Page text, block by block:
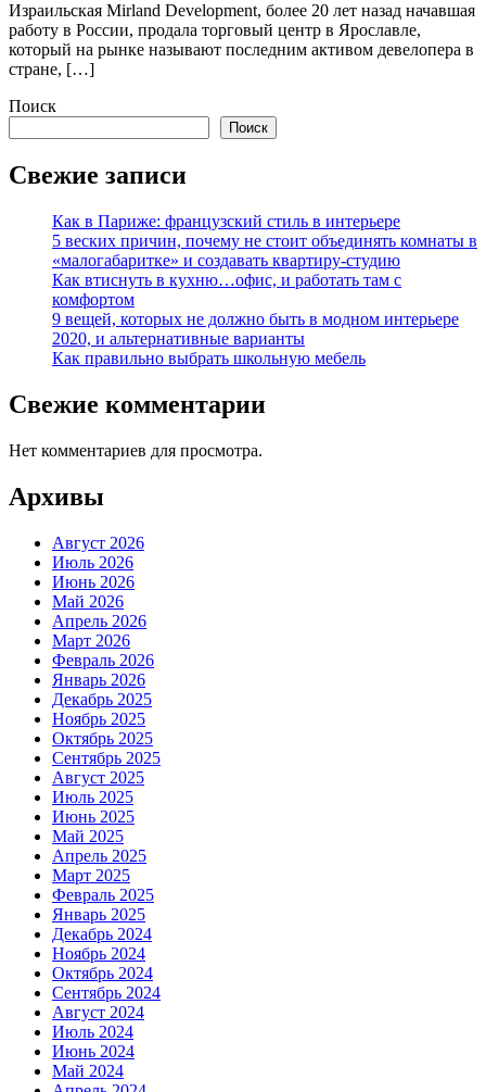
Израильская Mirland Development, более 20 лет назад начавшая
работу в России, продала торговый центр в Ярославле,
который на рынке называют последним активом девелопера в
стране, […]
Поиск
Поиск
Свежие записи
Как в Париже: французский стиль в интерьере
5 веских причин, почему не стоит объединять комнаты в
«малогабаритке» и создавать квартиру-студию
Как втиснуть в кухню…офис, и работать там с
комфортом
9 вещей, которых не должно быть в модном интерьере
2020, и альтернативные варианты
Как правильно выбрать школьную мебель
Свежие комментарии
Нет комментариев для просмотра.
Архивы
Август 2026
Июль 2026
Июнь 2026
Май 2026
Апрель 2026
Март 2026
Февраль 2026
Январь 2026
Декабрь 2025
Ноябрь 2025
Октябрь 2025
Сентябрь 2025
Август 2025
Июль 2025
Июнь 2025
Май 2025
Апрель 2025
Март 2025
Февраль 2025
Январь 2025
Декабрь 2024
Ноябрь 2024
Октябрь 2024
Сентябрь 2024
Август 2024
Июль 2024
Июнь 2024
Май 2024